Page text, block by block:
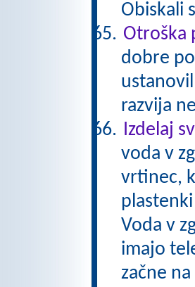
Obiskali
Otroška
dobre
razvija
Izdelaj
voda v
vrtinec,
Voda v
imajo
začne